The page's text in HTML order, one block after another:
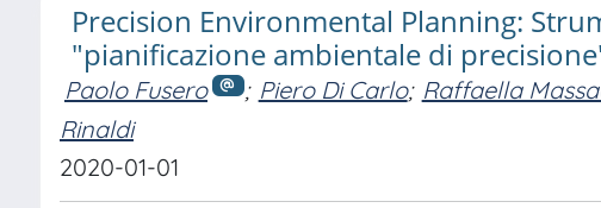
Precision Environmental Planning:
"pianificazione ambientale di
Paolo Fusero ; Piero Di Carlo; Raffaella
Rinaldi
2020-01-01